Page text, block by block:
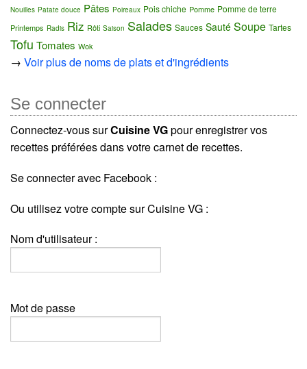
Nouilles Patate douce Pâtes Poireaux Pois chiche Pomme Pomme de terre
Printemps Radis Riz Rôti Saison Salades Sauces Sauté Soupe Tartes
Tofu Tomates Wok
→ Voir plus de noms de plats et d'ingrédients
Se connecter
Connectez-vous surCuisine VGpour enregistrer vos
recettes préférées dans votre carnet de recettes.
Se connecter avec Facebook :
Ou utilisez votre compte sur Cuisine VG :
Nom d'utilisateur :
Mot de passe